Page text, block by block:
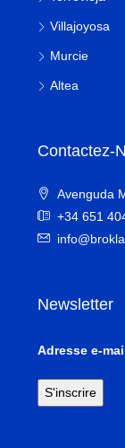
Villajoyosa
Murcie
Altea
Contactez-
Avenguda
+34 651
Newsletter
Adresse e-